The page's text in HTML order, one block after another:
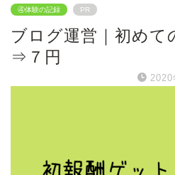
④体験の記録 PR
ブログ運営｜初めて
⇒７円
2020